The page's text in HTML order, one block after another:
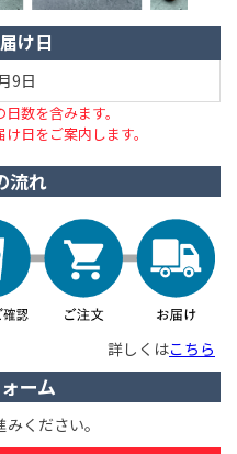
け日
9日
数を含みます。
日をご案内します。
流れ
詳しくはこちら
ーム
ください。